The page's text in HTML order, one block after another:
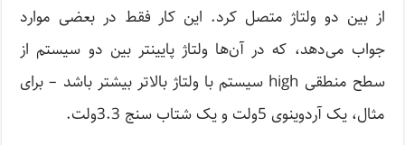
از بین دو ولتاژ متصل کرد. این کار فقط در بعضی موارد
جواب می‌دهد، که در آن‌ها ولتاژ پایینتر بین دو سیستم از
سطح منطقی high سیستم با ولتاژ بالاتر بیشتر باشد – برای
مثال، یک آردوینوی 5ولت و یک شتاب سنج 3.3ولت.